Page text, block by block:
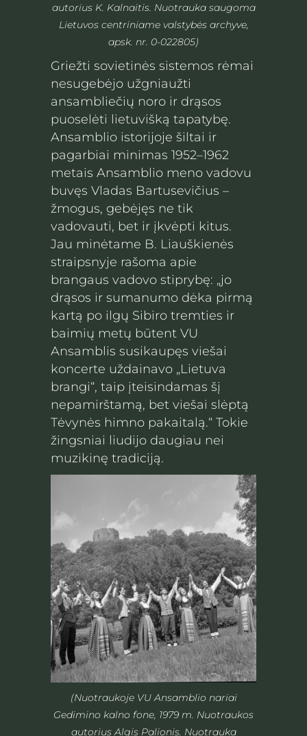
autorius K. Kalnaitis. Nuotrauka saugoma
Lietuvos centriniame valstybės archyve,
apsk. nr. 0-022805)
Griežti sovietinės sistemos rėmai
nesugebėjo užgniaužti
ansambliečių noro ir drąsos
puoselėti lietuvišką tapatybę.
Ansamblio istorijoje šiltai ir
pagarbiai minimas 1952–1962
metais Ansamblio meno vadovu
buvęs Vladas Bartusevičius –
žmogus, gebėjęs ne tik
vadovauti, bet ir įkvėpti kitus.
Jau minėtame B. Liauškienės
straipsnyje rašoma apie
brangaus vadovo stiprybę: „jo
drąsos ir sumanumo dėka pirmą
kartą po ilgų Sibiro tremties ir
baimių metų būtent VU
Ansamblis susikaupęs viešai
koncerte uždainavo „Lietuva
brangi“, taip įteisindamas šį
nepamirštamą, bet viešai slėptą
Tėvynės himno pakaitalą.“ Tokie
žingsniai liudijo daugiau nei
muzikinę tradiciją.
(Nuotraukoje VU Ansamblio nariai
Gedimino kalno fone, 1979 m. Nuotraukos
autorius Algis Palionis. Nuotrauka